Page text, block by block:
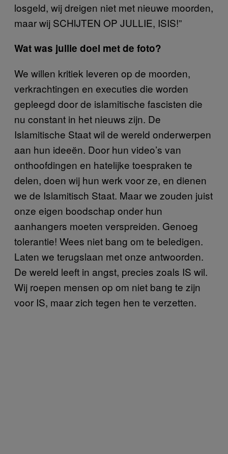
losgeld, wij dreigen niet met nieuwe moorden,
maar wij SCHIJTEN OP JULLIE, ISIS!”
Wat was jullie doel met de foto?
We willen kritiek leveren op de moorden,
verkrachtingen en executies die worden
gepleegd door de islamitische fascisten die
nu constant in het nieuws zijn. De
Islamitische Staat wil de wereld onderwerpen
aan hun ideeën. Door hun video’s van
onthoofdingen en hatelijke toespraken te
delen, doen wij hun werk voor ze, en dienen
we de Islamitisch Staat. Maar we zouden juist
onze eigen boodschap onder hun
aanhangers moeten verspreiden. Genoeg
tolerantie! Wees niet bang om te beledigen.
Laten we terugslaan met onze antwoorden.
De wereld leeft in angst, precies zoals IS wil.
Wij roepen mensen op om niet bang te zijn
voor IS, maar zich tegen hen te verzetten.